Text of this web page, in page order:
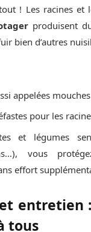
! Les racines et
produisent
bien d’autres
appelées
pour les
et légumes
vous
effort
entretien
tous